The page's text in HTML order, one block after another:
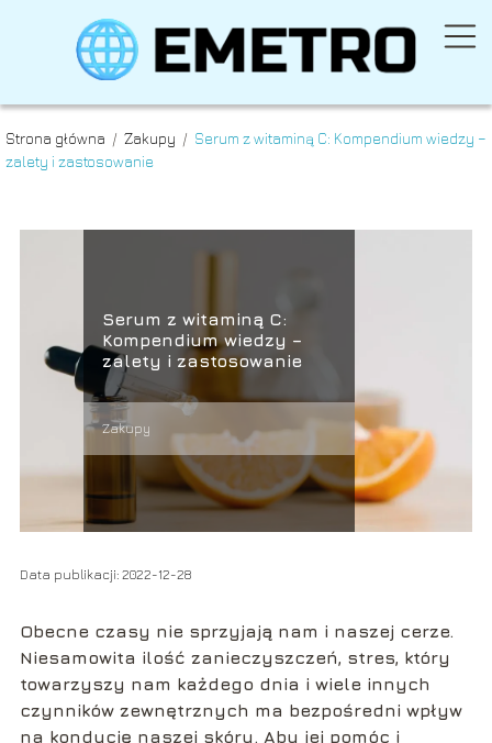
Strona główna / Zakupy / Serum z witaminą C: Kompendium wiedzy –
zalety i zastosowanie
Serum z witaminą C:
Kompendium wiedzy –
zalety i zastosowanie
Zakupy
Data publikacji: 2022-12-28
Obecne czasy nie sprzyjają nam i naszej cerze.
Niesamowita ilość zanieczyszczeń, stres, który
towarzyszy nam każdego dnia i wiele innych
czynników zewnętrznych ma bezpośredni wpływ
na kondycję naszej skóry. Aby jej pomóc i